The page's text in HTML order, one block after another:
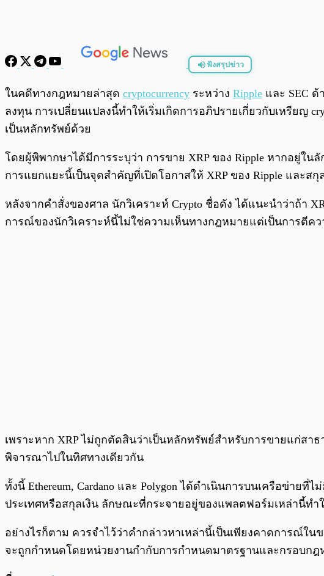
ฟังสรุปข่าว
ในคดีทางกฎหมายล่าสุด cryptocurrency ระหว่าง Ripple และ SEC
ลงทุน การเปลี่ยนแปลงนี้ทำให้เริ่มเกิดการอภิปรายเกี่ยวกับเหรียญ
เป็นหลักทรัพย์ด้วย
โดยผู้พิพากษาได้มีการระบุว่า การขาย XRP ของ Ripple หากอยู่
การแยกแยะนี้เป็นจุดสำคัญที่เปิดโอกาสให้ XRP ของ Ripple และส
หลังจากคำสั่งของศาล นักวิเคราะห์ Crypto ชื่อดัง ได้แนะนำว่าถ้า
การณ์ของนักวิเคราะห์นี้ไม่ใช่ความเห็นทางกฎหมายแต่เป็นการตีค
เพราะหาก XRP ไม่ถูกตัดสินว่าเป็นหลักทรัพย์สำหรับการขายแก่ส
พิจารณาไปในทิศทางเดียวกัน
ทั้งนี้ Ethereum, Cardano และ Polygon ได้ดำเนินการบนเครือข่
ประเทศหรือสกุลเงิน ลักษณะที่กระจายอยู่ของแพลตฟอร์มเหล่านี้ท
อย่างไรก็ตาม ควรจำไว้ว่าคำกล่าวหาเหล่านี้เป็นเพียงคาดการณ์ใ
จะถูกกำหนดโดยหน่วยงานกำกับการกำหนดมาตรฐานและกรอบก